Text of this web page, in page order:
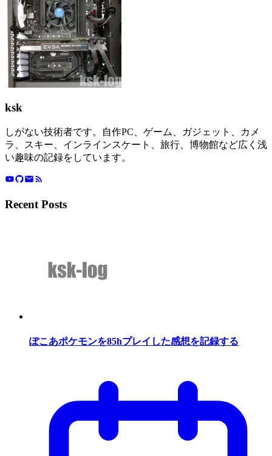
ksk
しがない技術者です。自作PC、ゲーム、ガジェット、カメ
ラ、スキー、インラインスケート、旅行、博物館など広く浅
い趣味の記録をしています。
Recent Posts
ぽこあポケモンを85hプレイした感想を記録する